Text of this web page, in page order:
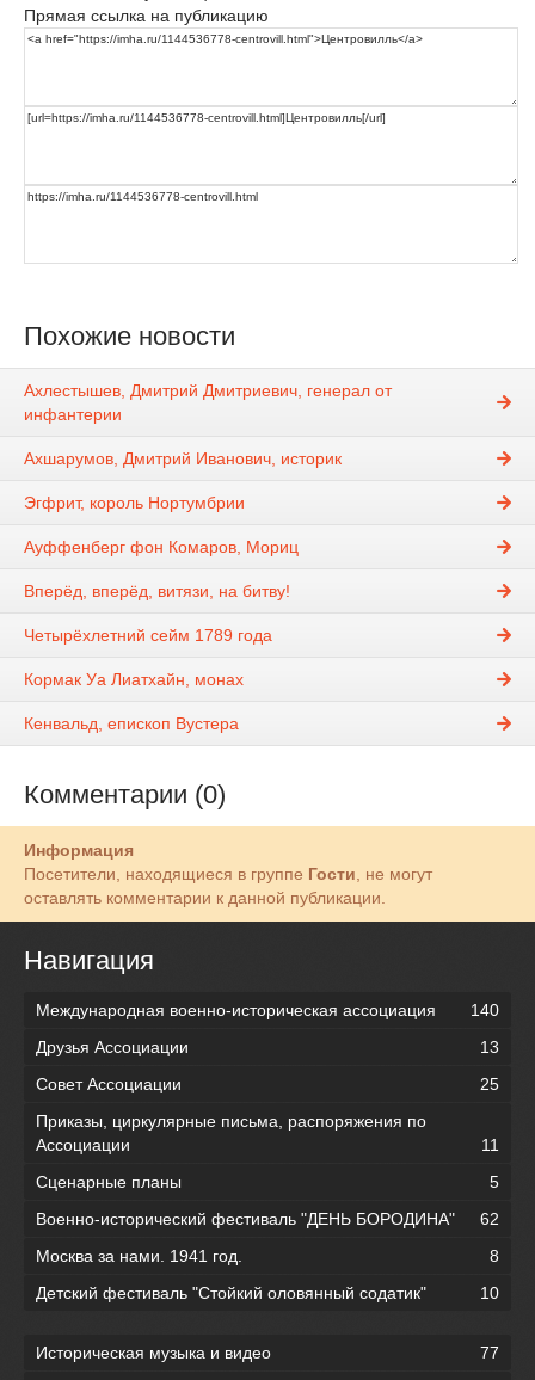
Прямая ссылка на публикацию
Похожие новости
Ахлестышев, Дмитрий Дмитриевич, генерал от
инфантерии
Ахшарумов, Дмитрий Иванович, историк
Эгфрит, король Нортумбрии
Ауффенберг фон Комаров, Мориц
Вперёд, вперёд, витязи, на битву!
Четырёхлетний сейм 1789 года
Кормак Уа Лиатхайн, монах
Кенвальд, епископ Вустера
Комментарии (0)
Информация
Посетители, находящиеся в группе Гости , не могут
оставлять комментарии к данной публикации.
Навигация
Международная военно-историческая ассоциация
140
Друзья Ассоциации
13
Совет Ассоциации
25
Приказы, циркулярные письма, распоряжения по
Ассоциации
11
Сценарные планы
5
Военно-исторический фестиваль "ДЕНЬ БОРОДИНА"
62
Москва за нами. 1941 год.
8
Детский фестиваль "Стойкий оловянный содатик"
10
Историческая музыка и видео 77